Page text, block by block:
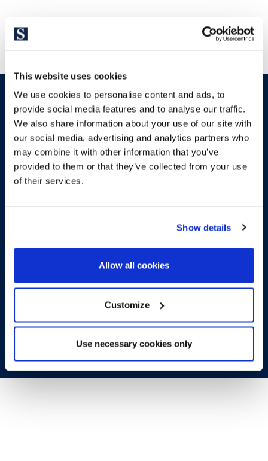
This website uses cookies
We use cookies to personalise content and ads, to
provide social media features and to analyse our traffic.
We also share information about your use of our site with
our social media, advertising and analytics partners who
may combine it with other information that you’ve
provided to them or that they’ve collected from your use
of their services.
Show details
Allow all cookies
Customize
Use necessary cookies only
Больше информации по
новостройкам
Впечатляющая недавно
построенная квартира с
террасой и садом
ВЕРНУТЬСЯ К НОВОСТРОЙКАМ